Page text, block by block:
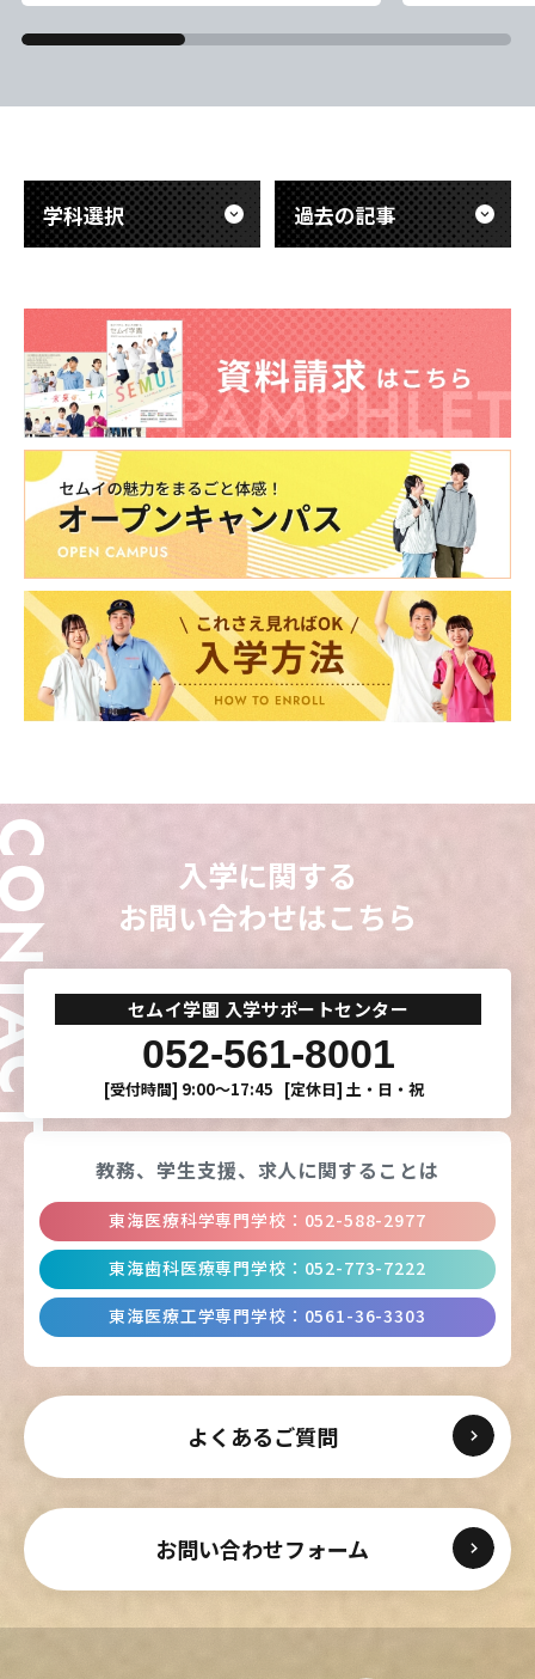
を開催しました。 学生たちは「国家試
い」「健康に過ごしたい」など、それぞ
まり、学校全体が温かい雰囲気に包まれ
ま
大きな怪我
の表れです
学科選択 過去の記事
入学に関する
お問い合わせはこちら
セムイ学園 入学サポートセンター
052-561-8001
[受付時間] 9:00〜17:45 [定休日] 土・日・祝
よくあるご質問
お問い合わせフォーム
教務、学生支援、 求人に関することは
東海医療科学専門学校 ： 052-588-2977
東海歯科医療専門学校 ： 052-773-7222
東海医療工学専門学校 ： 0561-36-3303
東海医療科学
専門学校
東海歯科医療
専門学校
東海医療工学
専門学校
東海医療科学
専門学校
東海歯科医療
専門学校
東海医療工学
専門学校
東海医療科学
専門学校
東海歯科医療
専門学校
東海医療工学
専門学校
東海医療科学
専門学校
東海歯科医療
専門学校
東海医療工学
専門学校